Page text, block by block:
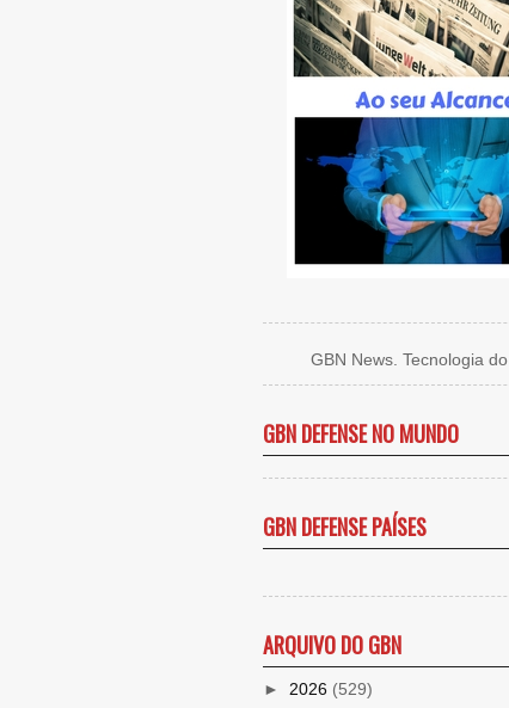
GBN News. Tecnologia do
GBN DEFENSE NO MUNDO
GBN DEFENSE PAÍSES
ARQUIVO DO GBN
► 2026 (529)